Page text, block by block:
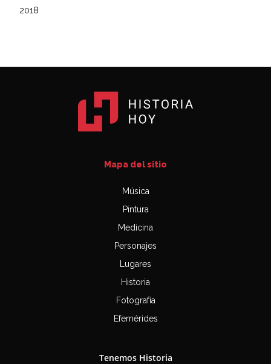
2018
Mapa del sitio
Música
Pintura
Medicina
Personajes
Lugares
Historia
Fotografía
Efemérides
Tenemos Historia